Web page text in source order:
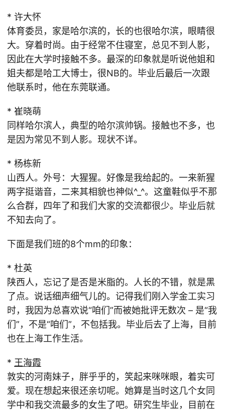
* 许大怀
体育委员，家是哈尔滨的，长的也很哈尔滨，眼睛很
大。穿着时尚。由于经常不住寝室，总见不到人影，
因此在大学时接触不多。最深的印象就是听说他姐和
姐夫都是哈工大博士，很NB的。毕业后最后一次跟
他联系时，他在东莞联通。
* 崔晓萌
同样哈尔滨人，典型的哈尔滨帅锅。接触也不多，也
是因为常见不到人影。现状不详。
* 杨栋新
山西人。外号：大猩猩。好像是我给起的。一来新猩
两字挺谐音，二来其相貌也神似^_^。这童鞋似乎不那
么合群，四年了和我们大家的交流都很少。毕业后就
不知去向了。
下面是我们班的8个mm的印象：
* 杜英
陕西人，忘记了是否是米脂的。人长的不错，就是黑
了点。说话细声细气儿的。记得我们刚入学金工实习
时，我因为总喜欢说“咱们”而被她批评无数次 – 是“我
们”，不是“咱们”，不包括我。毕业后去了上海，目前
也在上海工作生活。
* 王海霞
敦实的河南妹子，胖乎乎的，笑起来咪咪眼，着实可
爱。现在想起来很还亲切呢。她算是当时这几个女同
学中和我交流最多的女生了吧。研究生毕业，目前在